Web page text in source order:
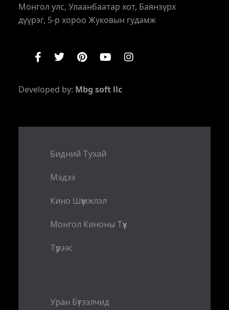
Монгол улс, Улаанбаатар хот, Баянзүрх
дүүрэг, 5-р хороо Жуковын гудамж
Developed by: Mbg soft llc
Бидний Тухай
Мэдээ
Кино Шүүмжлэл
Монгол Киноны Түүх
Түрээс
Уран Бүтээлчид